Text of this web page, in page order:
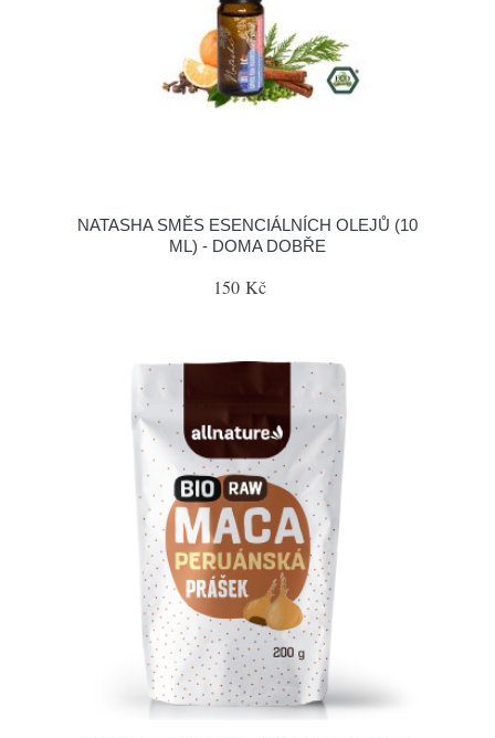
NATASHA SMĚS ESENCIÁLNÍCH OLEJŮ (10
ML) - DOMA DOBŘE
150 Kč